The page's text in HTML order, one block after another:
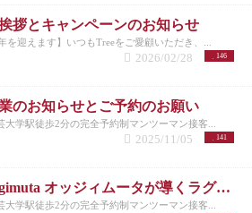
拶とキャンペーンのお知らせ
を迎えます】いつもTreeをご愛顧いただき、...
146
2026/02/28
のお知らせとご予約のお願い
大学駅徒歩2分の完全予約制マンツーマン接客...
141
2025/11/05
新登場！oggimuta オッジィムータが導くラグジュアリーな髪の未来
大学駅徒歩2分の完全予約制マンツーマン接客...